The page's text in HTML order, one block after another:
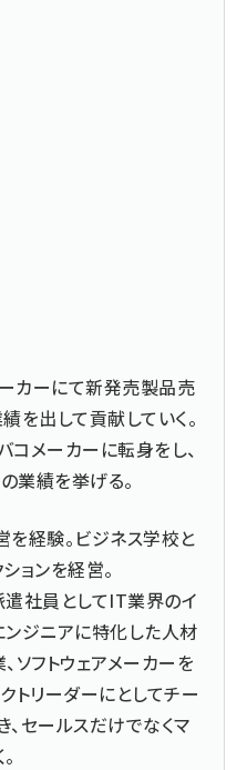
カーにて新発売製品売
を出して貢献していく。
コメーカーに転身をし、
業績を挙げる。
を経験。ビジネス学校と
ョンを経営。
遣社員としてIT業界のイ
ンジニアに特化した人材
ソフトウェアメーカーを
トリーダーにとしてチー
セールスだけでなくマ